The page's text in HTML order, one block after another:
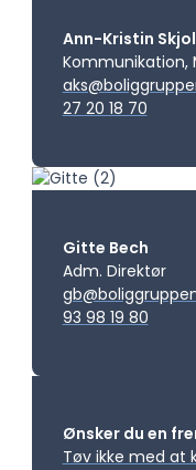
Ann-Kristin
Kommunikation,
27 20 18 70
Gitte Bech
Adm. Direktør
93 98 19 80
Ønsker du en
Tøv ikke med at